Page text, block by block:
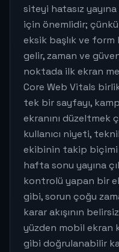
siteyi hatasız
için önemlidir; çünkü
eksik başlık ve form
gelir, zaman ve
noktada ilk ekran
Core Web Vitals
tek bir sayfayı,
ekranını düzeltmek
kullanıcı niyeti,
ekibinin takip biçimi
hafta sonu yayına
kontrolü yapan bir
gibi, sorun çoğu
karar akışının
yüzden mobil ekran
gibi doğrulanabilir